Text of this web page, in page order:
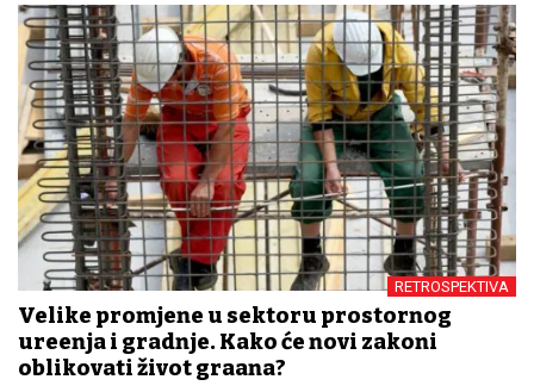
RETROSPEKTIVA
Velike promjene u sektoru prostornog
uređenja i gradnje. Kako će novi zakoni
oblikovati život građana?